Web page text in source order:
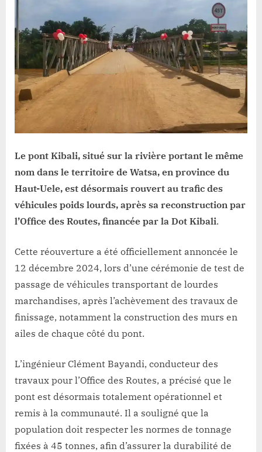
trafic
des
poids
lourds
rétabli
sur
le
après
reconstruction
Le pont Kibali, situé sur la rivière portant le même
nom dans le territoire de Watsa, en province du
Haut-Uele, est désormais rouvert au trafic des
véhicules poids lourds, après sa reconstruction par
l’Office des Routes, financée par la Dot Kibali.
Cette réouverture a été officiellement annoncée le
12 décembre 2024, lors d’une cérémonie de test de
passage de véhicules transportant de lourdes
marchandises, après l’achèvement des travaux de
finissage, notamment la construction des murs en
ailes de chaque côté du pont.
L’ingénieur Clément Bayandi, conducteur des
travaux pour l’Office des Routes, a précisé que le
pont est désormais totalement opérationnel et
remis à la communauté. Il a souligné que la
population doit respecter les normes de tonnage
fixées à 45 tonnes, afin d’assurer la durabilité de